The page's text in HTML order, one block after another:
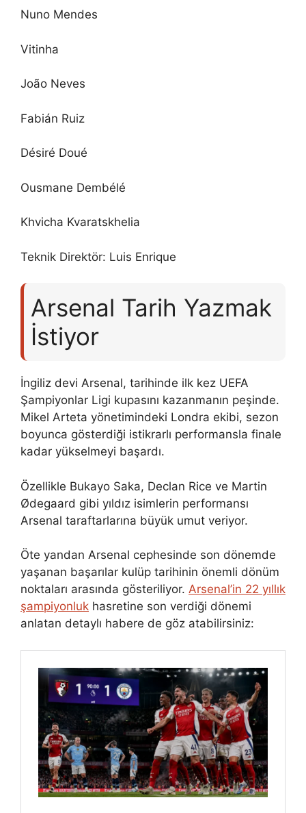
Nuno Mendes
Vitinha
João Neves
Fabián Ruiz
Désiré Doué
Ousmane Dembélé
Khvicha Kvaratskhelia
Teknik Direktör: Luis Enrique
Arsenal Tarih Yazmak
İstiyor
İngiliz devi Arsenal, tarihinde ilk kez UEFA
Şampiyonlar Ligi kupasını kazanmanın peşinde.
Mikel Arteta yönetimindeki Londra ekibi, sezon
boyunca gösterdiği istikrarlı performansla finale
kadar yükselmeyi başardı.
Özellikle Bukayo Saka, Declan Rice ve Martin
Ødegaard gibi yıldız isimlerin performansı
Arsenal taraftarlarına büyük umut veriyor.
Öte yandan Arsenal cephesinde son dönemde
yaşanan başarılar kulüp tarihinin önemli dönüm
noktaları arasında gösteriliyor. Arsenal’in 22 yıllık
şampiyonluk hasretine son verdiği dönemi
anlatan detaylı habere de göz atabilirsiniz: